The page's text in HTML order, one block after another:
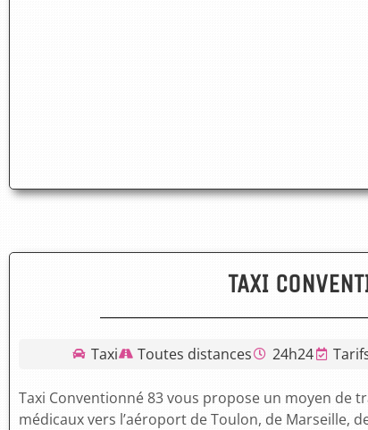
TAXI
Taxi Toutes distances 24h24
Taxi Conventionné 83 vous propose un moyen de
médicaux vers l’aéroport de Toulon, de Marseille,